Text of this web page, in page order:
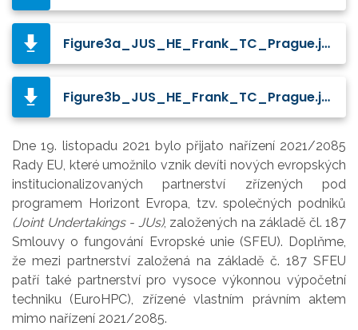
Figure3a_JUS_HE_Frank_TC_Prague.jpg
Figure3b_JUS_HE_Frank_TC_Prague.jpg
Dne 19. listopadu 2021 bylo přijato nařízení 2021/2085
Rady EU, které umožnilo vznik devíti nových evropských
institucionalizovaných partnerství zřízených pod
programem Horizont Evropa, tzv. společných podniků
(Joint Undertakings - JUs), založených na základě čl. 187
Smlouvy o fungování Evropské unie (SFEU). Doplňme,
že mezi partnerství založená na základě č. 187 SFEU
patří také partnerství pro vysoce výkonnou výpočetní
techniku (EuroHPC), zřízené vlastním právním aktem
mimo nařízení 2021/2085.